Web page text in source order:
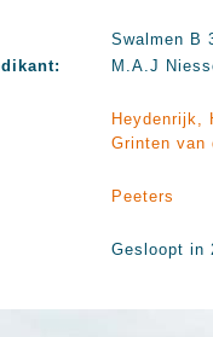
Swalmen B
M.A.J
Heydenrijk,
Grinten van
Peeters
Gesloopt in